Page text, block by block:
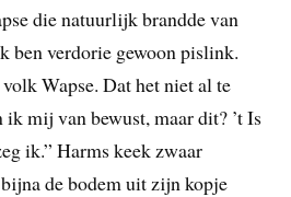
die natuurlijk brandde van
ben verdorie gewoon pislink.
Wapse. Dat het niet al te
ik mij van bewust, maar dit? ’t Is
ik.” Harms keek zwaar
de bodem uit zijn kopje